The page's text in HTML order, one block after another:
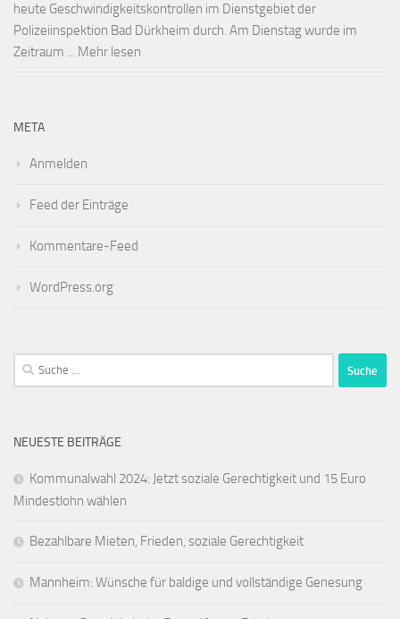
heute Geschwindigkeitskontrollen im Dienstgebiet der
Polizeiinspektion Bad Dürkheim durch. Am Dienstag wurde im
Zeitraum ... Mehr lesen
META
Anmelden
Feed der Einträge
Kommentare-Feed
WordPress.org
Suche
nach:
NEUESTE BEITRÄGE
Kommunalwahl 2024: Jetzt soziale Gerechtigkeit und 15 Euro
Mindestlohn wählen
Bezahlbare Mieten, Frieden, soziale Gerechtigkeit
Mannheim: Wünsche für baldige und vollständige Genesung